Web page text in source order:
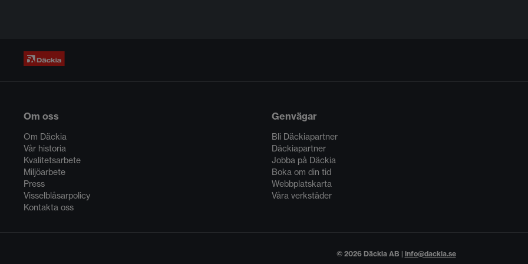
Om oss
Om Däckia
Vår historia
Kvalitetsarbete
Miljöarbete
Press
Visselblåsarpolicy
Kontakta oss
Genvägar
Bli Däckiapartner
Däckiapartner
Jobba på Däckia
Boka om din tid
Webbplatskarta
Våra verkstäder
© 2026 Däckia AB | info@dackia.se